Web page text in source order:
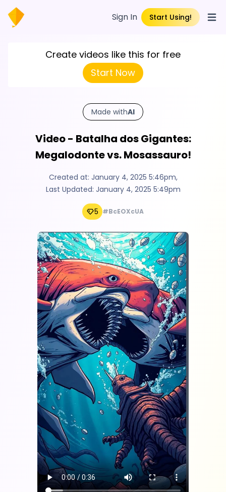
Sign In Start Using!
Create videos like this for free
Start Now
Made withAI
Video - Batalha dos Gigantes:
Megalodonte vs. Mosassauro!
Created at: January 4, 2025 5:46pm,
Last Updated: January 4, 2025 5:49pm
5 #BcEOXcUA